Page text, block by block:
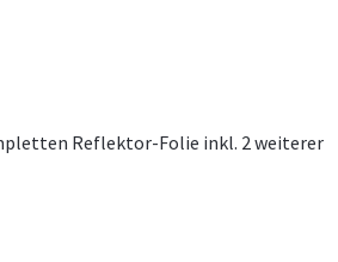
Reflektor-Folie inkl. 2 weiterer